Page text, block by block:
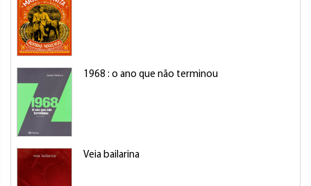
1968 : o ano que não terminou
Veia bailarina